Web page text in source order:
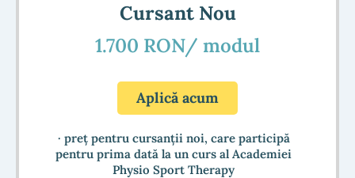
Cursant Nou
1.700 RON/ modul
Aplică acum
· preț pentru cursanții noi, care participă
pentru prima dată la un curs al Academiei
Physio Sport Therapy